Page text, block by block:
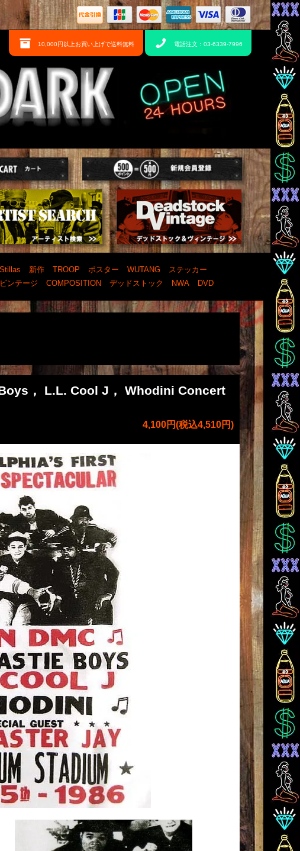
10,000円以上お買い上げで送料無料 電話注文：03-6339-7996
Stillas 新作 TROOP ポスター WUTANG
ステッカー
ビンテージ
COMPOSITION デッドストック NWA DVD
， L.L. Cool J， Whodini Concert
4,100円(税込4,510円)